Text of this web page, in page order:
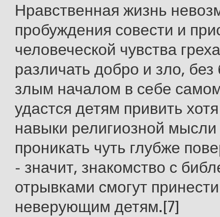
Нравственная жизнь
пробуждения совести и
человеческой чувства
различать добро и зло,
злым началом в себе
удастся детям привить
навыки религиозной мысли
проникать чуть глубже
- значит, знакомство с
отрывками смогут
неверующим детям.[7]